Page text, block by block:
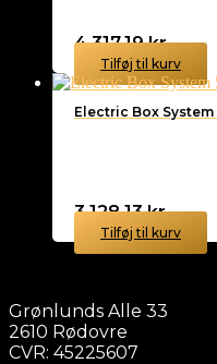
4.317,19kr.
Tilføj til kurv
Electric Box
3.128,13kr.
Tilføj til kurv
Grønlunds Alle 33
2610 Rødovre
CVR: 45225607